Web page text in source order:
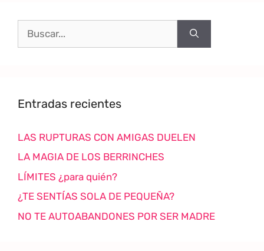
Entradas recientes
LAS RUPTURAS CON AMIGAS DUELEN
LA MAGIA DE LOS BERRINCHES
LÍMITES ¿para quién?
¿TE SENTÍAS SOLA DE PEQUEÑA?
NO TE AUTOABANDONES POR SER MADRE